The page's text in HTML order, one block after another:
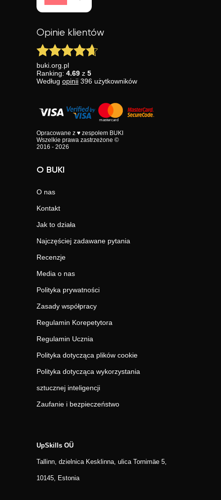
Opinie klientów
buki.org.pl
Ranking: 4.69 z 5
Według opinii 396 użytkowników
Opracowane z ♥ zespołem BUKI
Wszelkie prawa zastrzeżone ©
2016 - 2026
O BUKI
O nas
Kontakt
Jak to działa
Najczęściej zadawane pytania
Recenzje
Media o nas
Polityka prywatności
Zasady współpracy
Regulamin Korepetytora
Regulamin Ucznia
Polityka dotycząca plików cookie
Polityka dotycząca wykorzystania
sztucznej inteligencji
Zaufanie i bezpieczeństwo
UpSkills OÜ
Tallinn, dzielnica Kesklinna, ulica Tornimäe 5,
10145, Estonia